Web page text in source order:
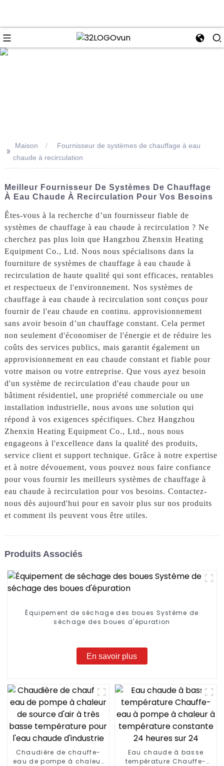
>> Maison
Fournisseur de systèmes de chauffage à eau
chaude à recirculation
Meilleur Fournisseur De Systèmes De Chauffage
À Eau Chaude À Recirculation Pour Vos Besoins
Êtes-vous à la recherche d’un fournisseur fiable de
systèmes de chauffage à eau chaude à recirculation ? Ne
cherchez pas plus loin que Hangzhou Zhenxin Heating
Equipment Co., Ltd. Nous nous spécialisons dans la
fourniture de systèmes de chauffage à eau chaude à
recirculation de haute qualité qui sont efficaces, rentables
et respectueux de l'environnement. Nos systèmes de
chauffage à eau chaude à recirculation sont conçus pour
fournir de l'eau chaude en continu. approvisionnement
sans avoir besoin d’un chauffage constant. Cela permet
non seulement d'économiser de l'énergie et de réduire les
coûts des services publics, mais garantit également un
approvisionnement en eau chaude constant et fiable pour
votre maison ou votre entreprise. Que vous ayez besoin
d'un système de recirculation d'eau chaude pour un
bâtiment résidentiel, une propriété commerciale ou une
installation industrielle, nous avons une solution qui
répond à vos exigences spécifiques. Chez Hangzhou
Zhenxin Heating Equipment Co., Ltd., nous nous
engageons à l'excellence dans la qualité des produits,
service client et support technique. Grâce à notre expertise
et à notre dévouement, vous pouvez nous faire confiance
pour vous fournir les meilleurs systèmes de chauffage à
eau chaude à recirculation pour vos besoins. Contactez-
nous dès aujourd'hui pour en savoir plus sur nos produits
et comment ils peuvent vous être utiles.
Produits Associés
Équipement de séchage des boues Système de
séchage des boues d'épuration
En savoir plus
Chaudière de chauffe-
eau de pompe à chaleur
Eau chaude à basse
température Chauffe-